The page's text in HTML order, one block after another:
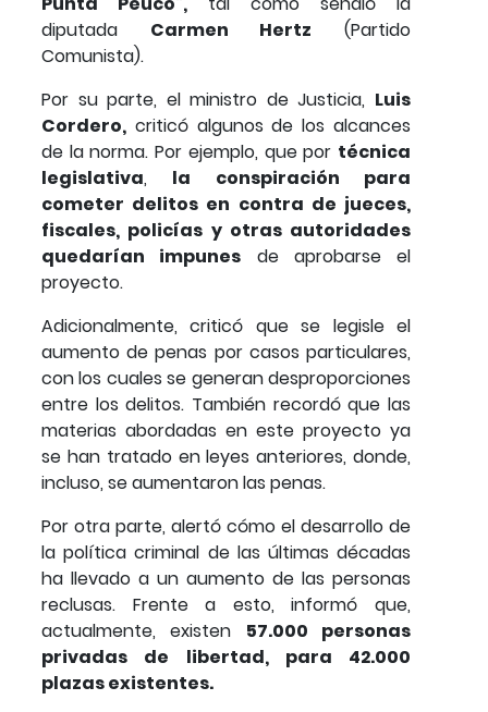
diputada Carmen Hertz (Partido
Comunista).
Por su parte, el ministro de Justicia, Luis
Cordero, criticó algunos de los alcances
de la norma. Por ejemplo, que por técnica
legislativa, la conspiración para
cometer delitos en contra de jueces,
fiscales, policías y otras autoridades
quedarían impunes de aprobarse el
proyecto.
Adicionalmente, criticó que se legisle el
aumento de penas por casos particulares,
con los cuales se generan desproporciones
entre los delitos. También recordó que las
materias abordadas en este proyecto ya
se han tratado en leyes anteriores, donde,
incluso, se aumentaron las penas.
Por otra parte, alertó cómo el desarrollo de
la política criminal de las últimas décadas
ha llevado a un aumento de las personas
reclusas. Frente a esto, informó que,
actualmente, existen 57.000 personas
privadas de libertad, para 42.000
plazas existentes.